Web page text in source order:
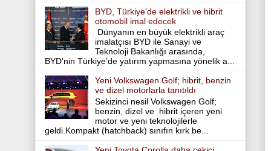
BYD, Türkiye'de elektrikli ve hibrit
otomobil imal edecek
Dünyanın en büyük elektrikli araç
imalatçısı BYD ile Sanayi ve
Teknoloji Bakanlığı arasında,
BYD’nin Türkiye’de yatırım yapmasına yönelik a...
Yeni Volkswagen Golf; hibrit, benzin
ve dizel motorlarla tanıtıldı
Sekizinci nesil Volkswagen Golf;
benzin, dizel ve hibrit içeren yeni
motor ve yeni teknolojilerle
geldi.Kompakt (hatchback) sınıfın kırk be...